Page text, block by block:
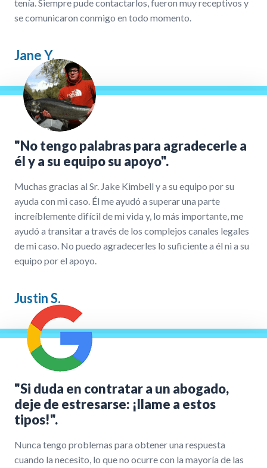
tenía. Siempre pude contactarlos, fueron muy receptivos y
se comunicaron conmigo en todo momento.
Jane Y.
"No tengo palabras para agradecerle a
él y a su equipo su apoyo".
Muchas gracias al Sr. Jake Kimbell y a su equipo por su
ayuda con mi caso. Él me ayudó a superar una parte
increíblemente difícil de mi vida y, lo más importante, me
ayudó a transitar a través de los complejos canales legales
de mi caso. No puedo agradecerles lo suficiente a él ni a su
equipo por el apoyo.
Justin S.
"Si duda en contratar a un abogado,
deje de estresarse: ¡llame a estos
tipos!".
Nunca tengo problemas para obtener una respuesta
cuando la necesito, lo que no ocurre con la mayoría de las